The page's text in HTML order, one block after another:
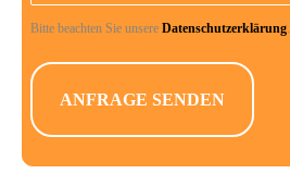
Bitte beachten Sie unsere Datenschutzerklärung.